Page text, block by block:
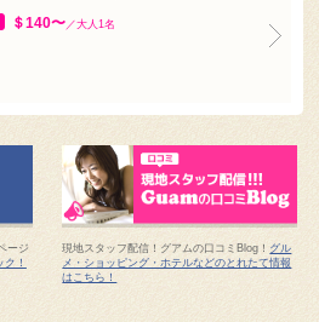
＄140〜 ／大人1名
ージ
！
現地スタッフ配信！グアムの口コミBlog！ グル
メ・ショッピング・ホテルなどのとれたて情報
はこちら！